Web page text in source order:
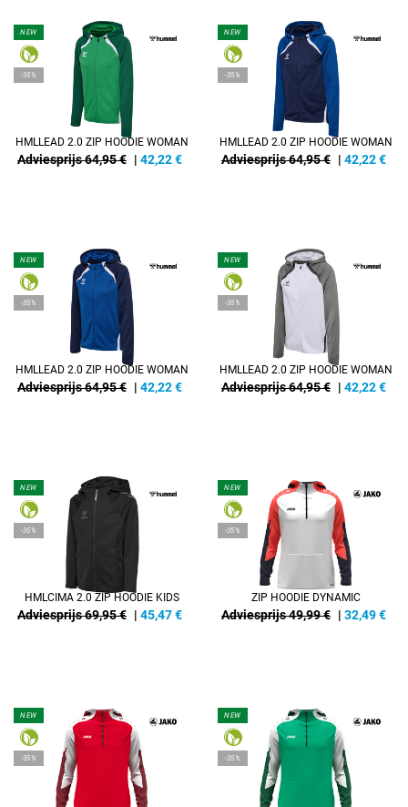
NEW
-35%
HMLLEAD 2.0 ZIP HOODIE WOMAN
Adviesprijs 64,95 € | 42,22€
NEW
-35%
HMLLEAD 2.0 ZIP HOODIE WOMAN
Adviesprijs 64,95 € | 42,22€
NEW
-35%
HMLLEAD 2.0 ZIP HOODIE WOMAN
Adviesprijs 64,95 € | 42,22€
NEW
-35%
HMLLEAD 2.0 ZIP HOODIE WOMAN
Adviesprijs 64,95 € | 42,22€
NEW
-35%
HMLCIMA 2.0 ZIP HOODIE KIDS
Adviesprijs 69,95 € | 45,47€
NEW
-35%
ZIP HOODIE DYNAMIC
Adviesprijs 49,99 € | 32,49€
NEW
-35%
NEW
-35%